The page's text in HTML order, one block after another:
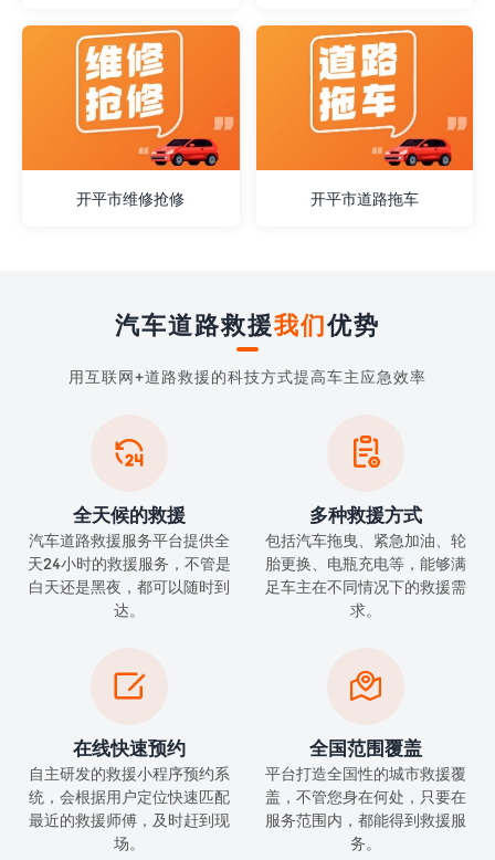
开平市维修抢修 开平市道路拖车
汽车道路救援我们优势
用互联网+道路救援的科技方式提高车主应急效率

全天候的救援
汽车道路救援服务平台提供全
天24小时的救援服务，不管是
白天还是黑夜，都可以随时到
达。

多种救援方式
包括汽车拖曳、紧急加油、轮
胎更换、电瓶充电等，能够满
足车主在不同情况下的救援需
求。

在线快速预约
自主研发的救援小程序预约系
统，会根据用户定位快速匹配
最近的救援师傅，及时赶到现
场。

全国范围覆盖
平台打造全国性的城市救援覆
盖，不管您身在何处，只要在
服务范围内，都能得到救援服
务。